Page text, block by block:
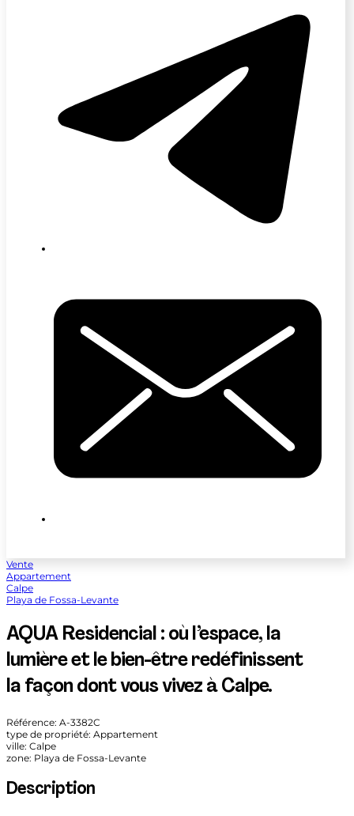
Vente
Appartement
Calpe
Playa de Fossa-Levante
AQUA Residencial : où l’espace, la
lumière et le bien-être redéfinissent
la façon dont vous vivez à Calpe.
Référence: A-3382C
type de propriété: Appartement
ville: Calpe
zone: Playa de Fossa-Levante
Description